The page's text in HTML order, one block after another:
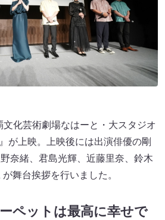
化芸術劇場なはーと・大スタジオ
が上映。上映後には出演俳優の剛
奈緒、君島光輝、近藤里奈、鈴木
舞台挨拶を行いました。
ペットは最高に幸せで